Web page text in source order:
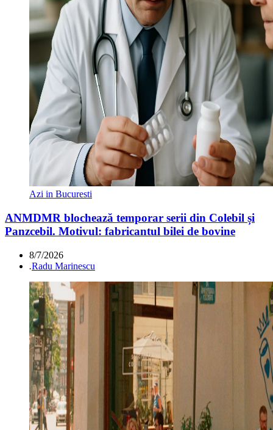
Azi in Bucuresti
ANMDMR blochează temporar serii din Colebil și
Panzcebil. Motivul: fabricantul bilei de bovine
8/7/2026
.Radu Marinescu